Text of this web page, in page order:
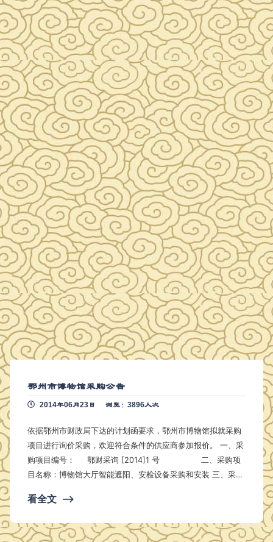
鄂州市博物馆采购公告
2014年06月23日 浏览：3896人次
依据鄂州市财政局下达的计划函要求，鄂州市博物馆拟就采购
项目进行询价采购，欢迎符合条件的供应商参加报价。 一、采
购项目编号： 鄂财采询 [2014]1 号 二、采购项
目名称：博物馆大厅智能遮阳、安检设备采购和安装 三、采购
材料、系统集成、安装施工、调试运行、完工运行及售后维修
看全文 ⟶